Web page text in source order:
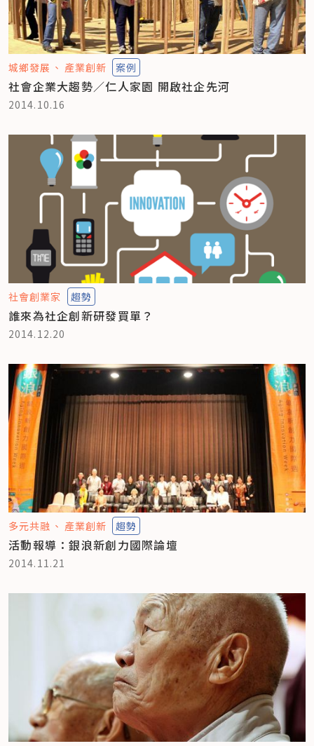
城鄉發展 產業創新 案例
社會企業大趨勢／仁人家園 開啟社企先河
2014.10.16
社會創業家 趨勢
誰來為社企創新研發買單？
2014.12.20
多元共融 產業創新 趨勢
活動報導：銀浪新創力國際論壇
2014.11.21